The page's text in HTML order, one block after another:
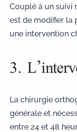
Couplé à un suivi
est de modifier la
une intervention
3.
La chirurgie
générale et
entre 24 et 48